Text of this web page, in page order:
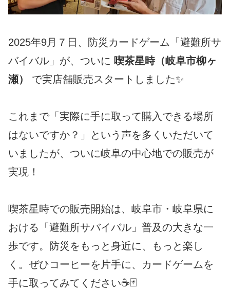
2025年9月７日、防災カードゲーム「避難所サ
バイバル」が、ついに 喫茶星時（岐阜市柳ヶ
瀬）
で実店舗販売スタートしました✨
これまで「実際に手に取って購入できる場所
はないですか？」という声を多くいただいて
いましたが、ついに岐阜の中心地での販売が
実現！
喫茶星時での販売開始は、岐阜市・岐阜県に
おける「避難所サバイバル」普及の大きな一
歩です。防災をもっと身近に、もっと楽し
く。ぜひコーヒーを片手に、カードゲームを
手に取ってみてください☕️🃏